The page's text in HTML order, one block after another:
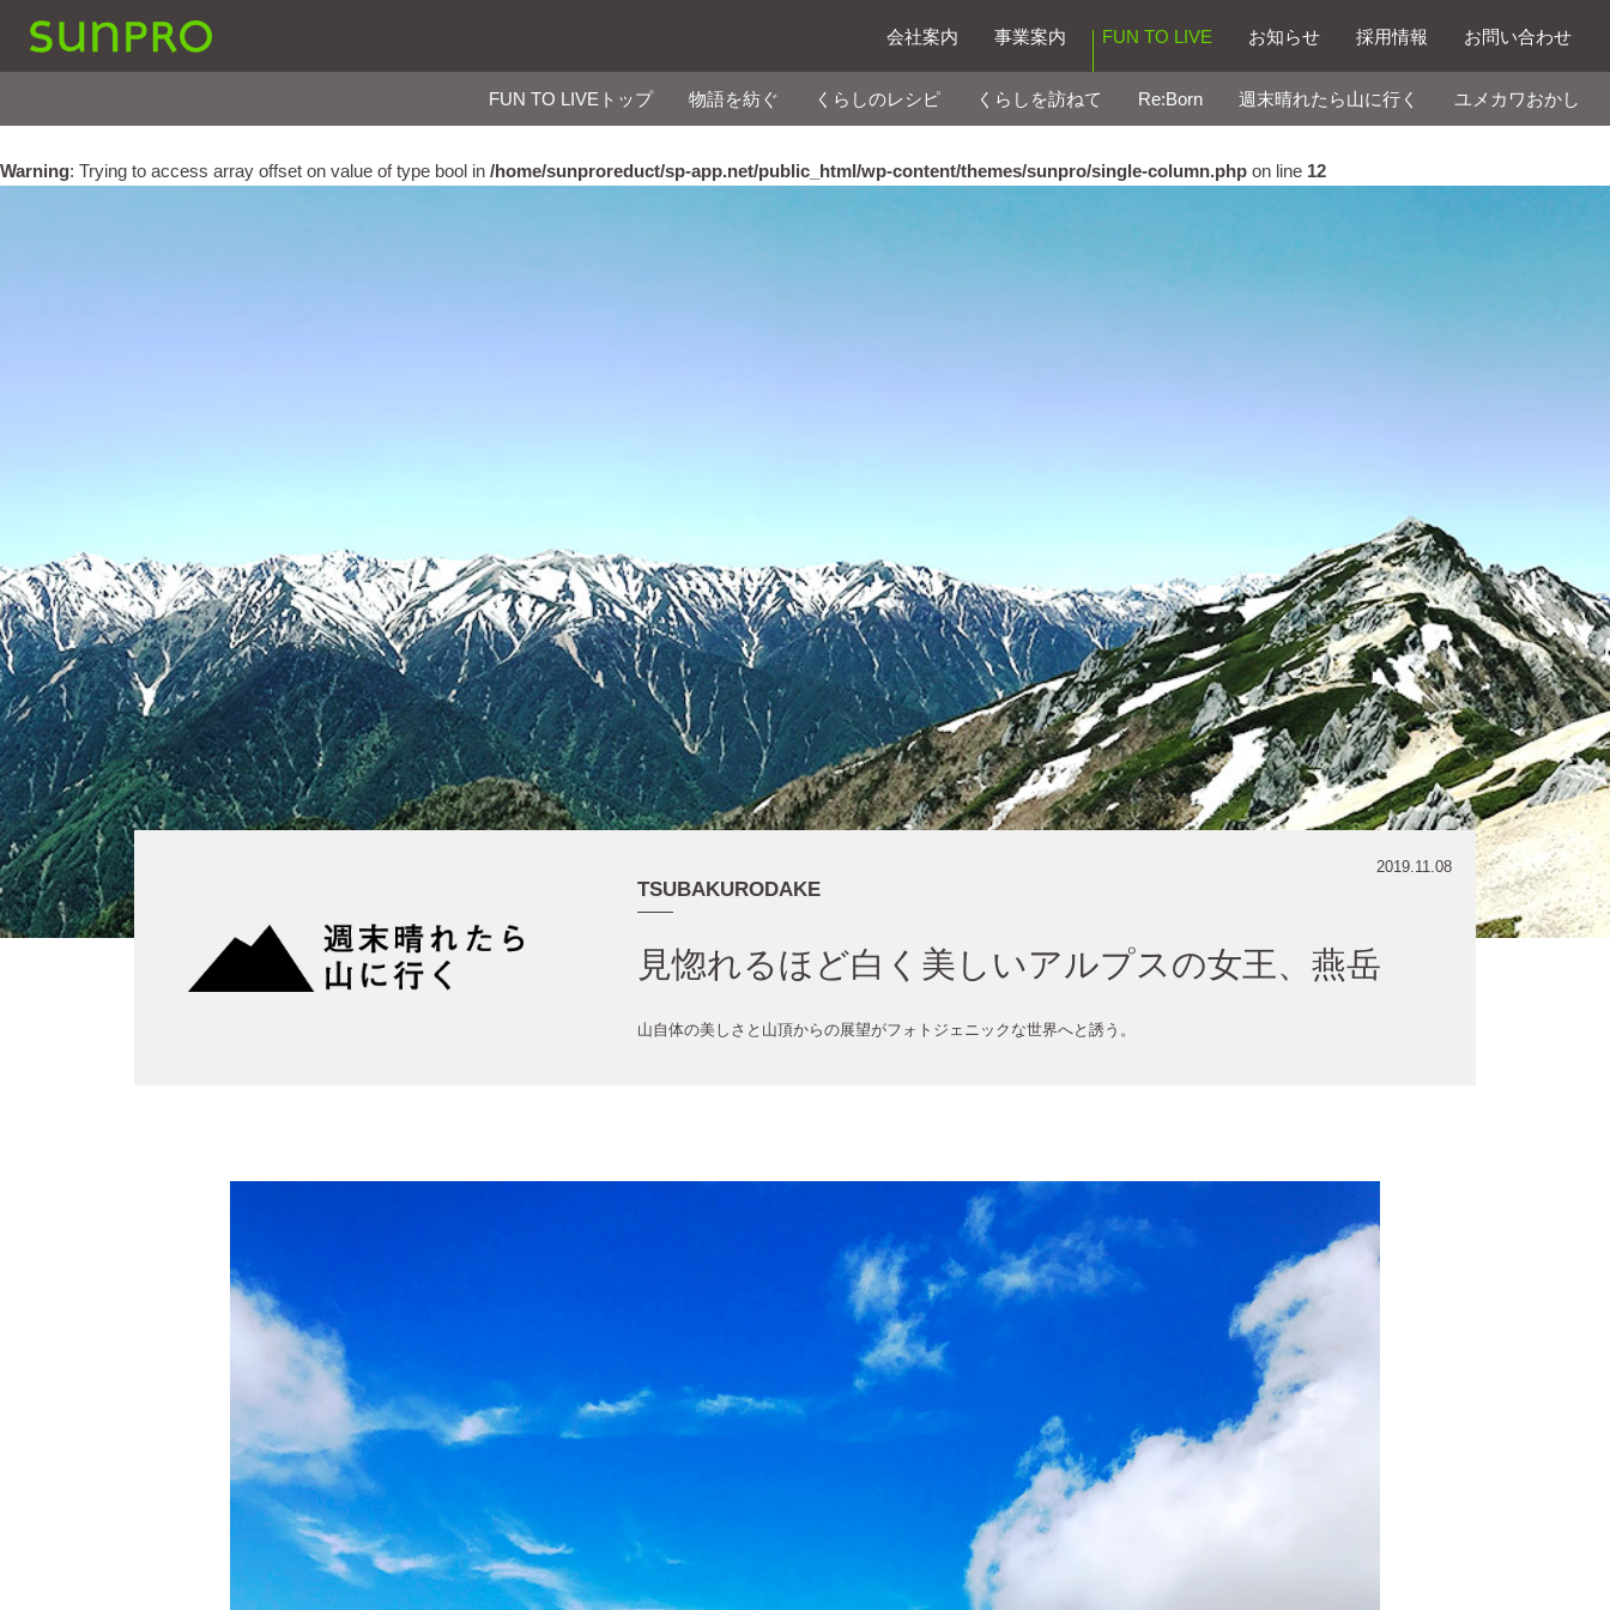
会社案内 事業案内 FUN TO LIVE
FUN TO LIVEトップ 物語を紡ぐ くらしのレシピ くらしを訪ねて Re:Born 週末晴れたら山に行く ユメカワおかし
お知らせ 採⽤情報 お問い合わせ
Warning: Trying to access array offset on value of type bool in /home/sunproreduct/sp-app.net/public_html/wp-content/themes/sunpro/single-column.php on line 12
2019.11.08
TSUBAKURODAKE
見惚れるほど白く美しいアルプスの女王、燕岳
山自体の美しさと山頂からの展望がフォトジェニックな世界へと誘う。